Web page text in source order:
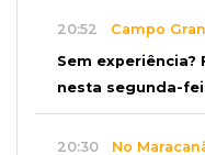
20:52 Campo
Sem experiência?
nesta segunda-
20:30 No